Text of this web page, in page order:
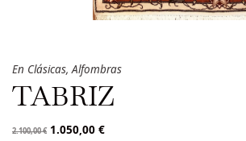
En Clásicas,Alfombras
TABRIZ
2.100,00€ 1.050,00 €